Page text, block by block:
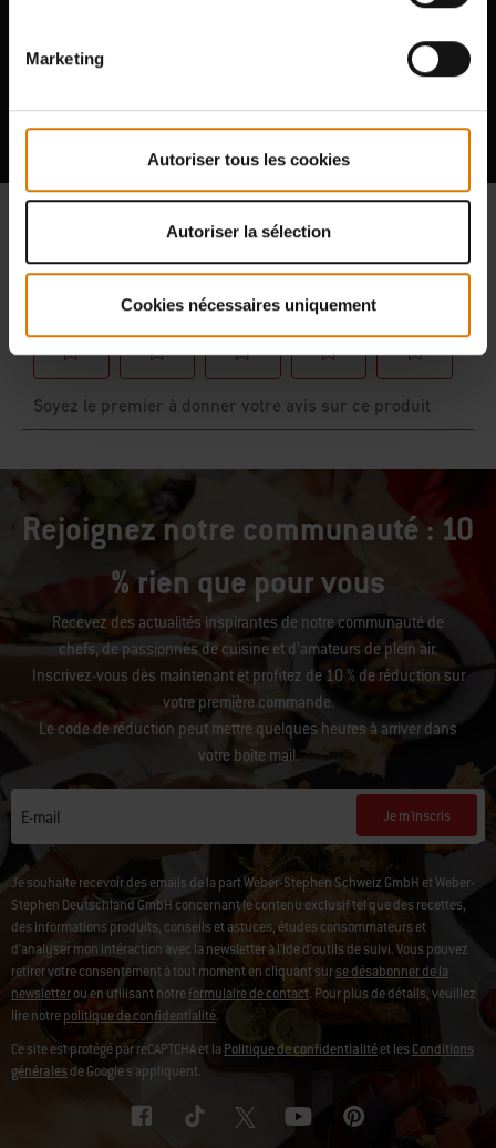
Marketing
Autoriser tous les cookies
Autoriser la sélection
Cookies nécessaires uniquement
Hear From Other Grillers
Rejoignez notre communauté : 10
% rien que pour vous
Recevez des actualités inspirantes de notre communauté de
chefs, de passionnés de cuisine et d’amateurs de plein air.
Inscrivez-vous dès maintenant et profitez de 10 % de réduction sur
votre première commande.
Le code de réduction peut mettre quelques heures à arriver dans
votre boîte mail.
E-mail Je m'inscris
Je souhaite recevoir des emails de la part Weber-Stephen Schweiz GmbH et Weber-
Stephen Deutschland GmbH concernant le contenu exclusif tel que des recettes,
des informations produits, conseils et astuces, études consommateurs et
d'analyser mon intéraction avec la newsletter à l'ide d'outils de suivi. Vous pouvez
retirer votre consentement à tout moment en cliquant surse désabonner de la
newsletterou en utilisant notreformulaire de contact. Pour plus de détails, veuillez
lire notrepolitique de confidentialité.
Ce site est protégé par reCAPTCHA et la Politique de confidentialitéet lesConditions
généralesde Google s’appliquent.